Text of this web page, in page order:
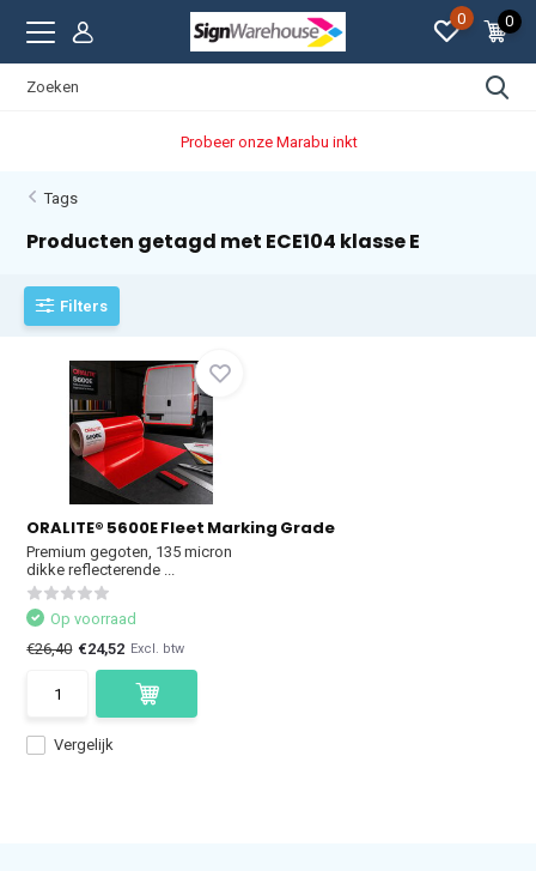
0 0
Probeer onze Marabu inkt
Tags
Producten getagd met ECE104 klasse E
Filters
ORALITE® 5600E Fleet Marking Grade
Premium gegoten, 135 micron
dikke reflecterende ...
Vergelijk
Op voorraad
€26,40 €24,52 Excl. btw